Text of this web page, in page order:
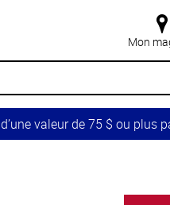
Mon
valeur de 75 $ ou plus